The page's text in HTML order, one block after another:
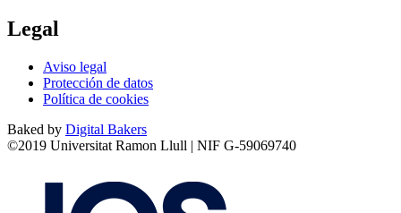
Legal
Aviso legal
Protección de datos
Política de cookies
Baked by Digital Bakers
©2019 Universitat Ramon Llull | NIF G-59069740